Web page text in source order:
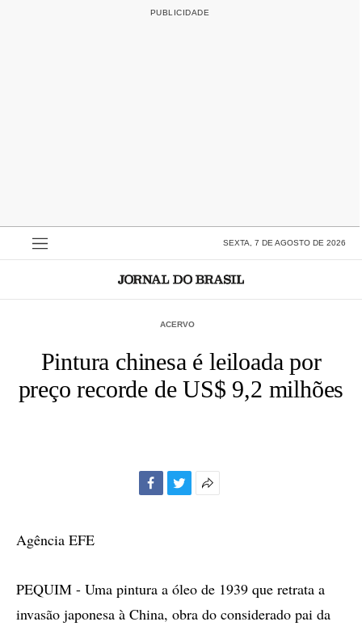
SEXTA, 7 DE AGOSTO DE 2026
ACERVO
Pintura chinesa é leiloada por
preço recorde de US$ 9,2 milhões
Agência EFE
PEQUIM - Uma pintura a óleo de 1939 que retrata a
invasão japonesa à China, obra do considerado pai da